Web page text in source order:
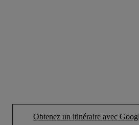
Obtenez un itinéraire avec
(Opens in